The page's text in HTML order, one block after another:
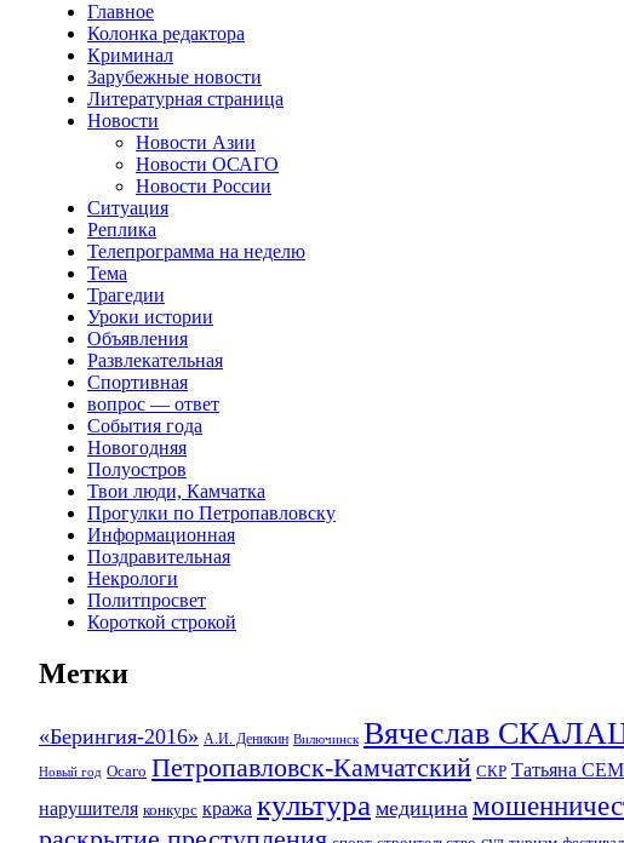
Главное
Колонка редактора
Криминал
Зарубежные новости
Литературная страница
Новости
Новости Азии
Новости ОСАГО
Новости России
Ситуация
Реплика
Телепрограмма на неделю
Тема
Трагедии
Уроки истории
Объявления
Развлекательная
Спортивная
вопрос — ответ
События года
Новогодняя
Полуостров
Твои люди, Камчатка
Прогулки по Петропавловску
Информационная
Поздравительная
Некрологи
Политпросвет
Короткой строкой
Метки
«Берингия-2016» А.И. Деникин Вилючинск Вячеслав
Новый год Осаго Петропавловск-Камчатский СКР Татьяна
нарушителя конкурс кража культура медицина